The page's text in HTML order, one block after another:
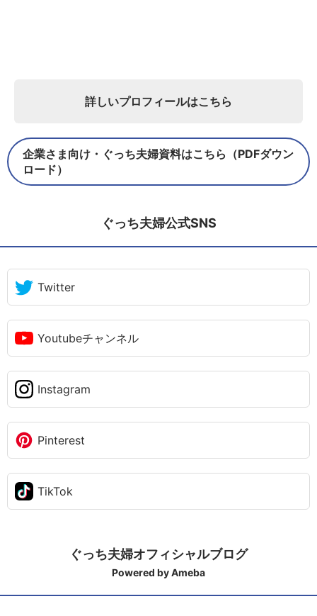
詳しいプロフィールはこちら
企業さま向け・ぐっち夫婦資料はこちら（PDFダウン
ロード）
ぐっち夫婦公式SNS
Twitter
Youtubeチャンネル
Instagram
Pinterest
TikTok
ぐっち夫婦オフィシャルブログ
Powered by Ameba